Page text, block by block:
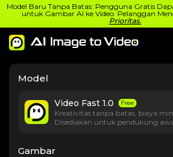
Model Baru Tanpa Batas: Pengguna Gratis
untuk Gambar AI ke Video. Pelanggan
Prioritas.
Model
Video Fast 1.0 Free
Kreativitas tanpa batas, biaya
Disediakan untuk pendukung
Gambar